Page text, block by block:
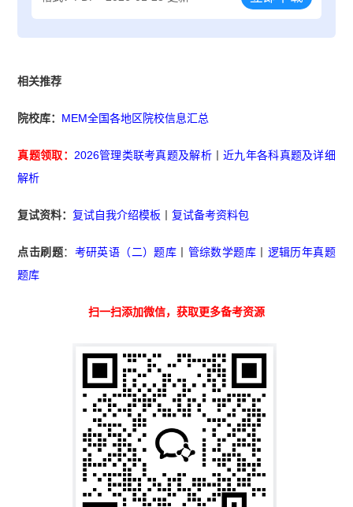
相关推荐
院校库： MEM全国各地区院校信息汇总
真题领取： 2026管理类联考真题及解析丨近九年各科真题及详细
解析
复试资料：复试自我介绍模板 丨复试备考资料包
点击刷题： 考研英语（二）题库 管综数学题库
逻辑历年真题
题库
扫一扫添加微信，获取更多备考资源